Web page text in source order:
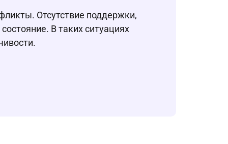
Отсутствие поддержки,
В таких ситуациях